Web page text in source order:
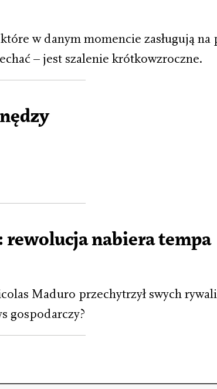
w danym momencie zasługują na
– jest szalenie krótkowzroczne.
nabiera tempa
Maduro przechytrzył swych
gospodarczy?